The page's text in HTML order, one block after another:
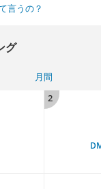
言うの？
グ
月間
2